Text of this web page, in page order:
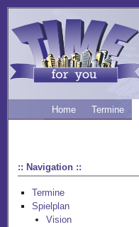
Home Termine
:: Navigation ::
Termine
Spielplan
Vision